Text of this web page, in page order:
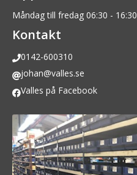
Måndag till fredag 06:30 - 16:30
Kontakt
0142-600310
johan@valles.se
Valles på Facebook